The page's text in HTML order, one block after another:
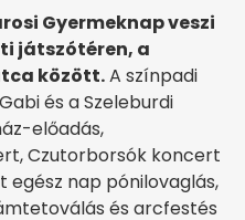
Gyermeknap veszi
játszótéren, a
között.A színpadi
és a Szeleburdi
előadás,
Czutorborsók koncert
egész nap pónilovaglás,
és arcfestés